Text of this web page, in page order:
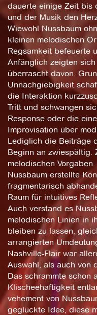
dauerte einige Zeit bis
und der Musik den
Wiewohl Nussbaum
kleinen melodischen
Regsamkeit befeuerte
Anfänglich zeigten
überrascht davon.
Unnachgiebigkeit
die Interaktion
Tritt und schwangen
Response oder die
Improvisation über
Lediglich die Beiträge
Beginn an zwiespältig.
melodischen
Nussbaum erstellte
fragmentarisch
Raum für intuitives
Auch verstand es
melodischen Linien in
bleiben zu lassen,
arrangierten
Nashville-Flair war
Auswahl, als auch von
Das schrammte schon
Klischeehaftigkeit
vehement von
geglückte Idee, diese